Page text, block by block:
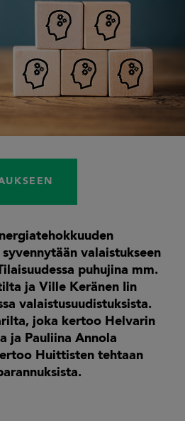
valaistukseen
puhujina mm.
ja Ville Keränen Iin
valaistusuudistuksista.
joka kertoo Helvarin
ja Pauliina Annola
Huittisten tehtaan